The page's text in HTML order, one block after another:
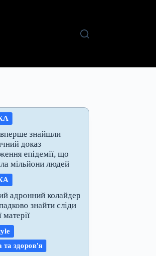
знайшли
доказ
епідемії, що
мільйони людей
адронний колайдер
знайти сліди
матерії
та здоров'я